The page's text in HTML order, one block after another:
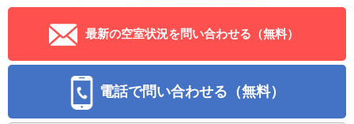
最新の空室状況を問い合わせる（無料）
電話で問い合わせる（無料）